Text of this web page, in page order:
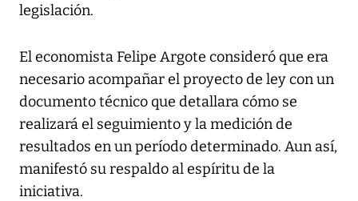
legislación.
El economista Felipe Argote consideró que era
necesario acompañar el proyecto de ley con un
documento técnico que detallara cómo se
realizará el seguimiento y la medición de
resultados en un período determinado. Aun así,
manifestó su respaldo al espíritu de la
iniciativa.